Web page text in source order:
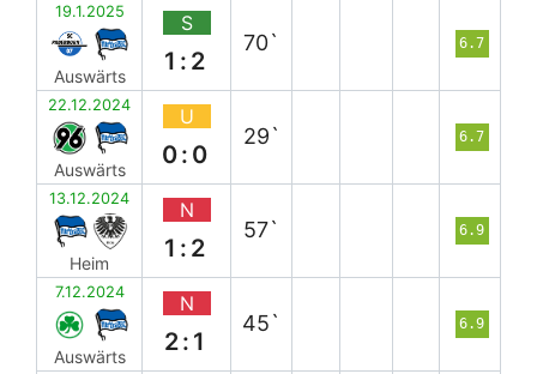
19.1.2025
Auswärts
S
1:2
70` 6.7
22.12.2024
Auswärts
U
0:0
29` 6.7
13.12.2024
Heim
N
1:2
57` 6.9
7.12.2024
Auswärts
N
2:1
45` 6.9